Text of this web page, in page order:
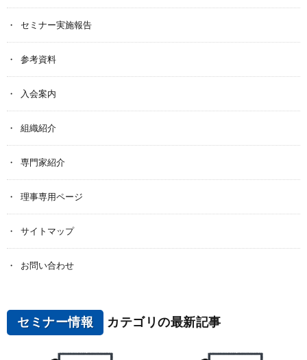
セミナー実施報告
参考資料
入会案内
組織紹介
専門家紹介
理事専用ページ
サイトマップ
お問い合わせ
セミナー情報 カテゴリの最新記事